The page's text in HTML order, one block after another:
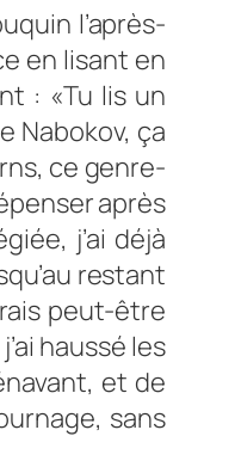
l’après-
en lisant en
: «Tu lis un
Nabokov, ça
ce genre-
après
j’ai déjà
restant
peut-être
haussé les
et de
sans